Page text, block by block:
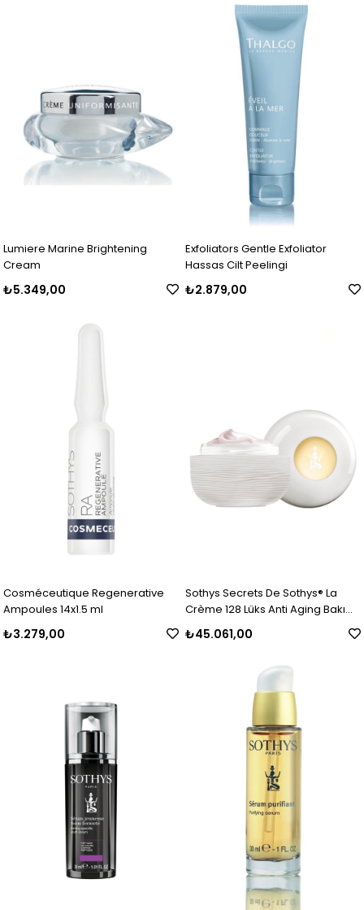
Lumiere Marine Brightening
Cream
₺5.349,00
Exfoliators Gentle Exfoliator
Hassas Cilt Peelingi
₺2.879,00
Cosméceutique Regenerative
Ampoules 14x1.5 ml
₺3.279,00
Sothys Secrets De Sothys® La
Crème 128 Lüks Anti Aging Bakım
Kremi 50 ml
₺45.061,00